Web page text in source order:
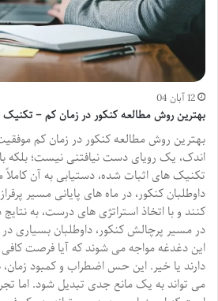
12 آبان 04
بهترین روش مطالعه کنکور در زمان کم –
بهترین روش مطالعه کنکور در زمان کم
اندک، یک رویای دست نیافتنی نیست؛ بلکه با
تکنیک های اثبات شده، دستیابی به آن
داوطلبان کنکور، در ماه های پایانی مسیر
کنند و با اتخاذ استراتژی های درست، به
در مسیر پرچالش کنکور، داوطلبان بسیاری در
این دغدغه مواجه می شوند که آیا فرصت کافی
دارند یا خیر. این حس اضطراب و کمبود زمان،
می تواند به یک مانع جدی تبدیل شود. اما